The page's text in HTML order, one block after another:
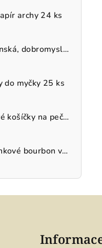
archy 24 ks
Krekry - Pažitka čínská, dobromysl BIO
do myčky 25 ks
If you care Papírové košíčky na pečení large 60 kusů
Bio instantní čekankové bourbon vanilka kafe